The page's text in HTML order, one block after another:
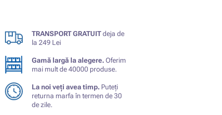
TRANSPORT GRATUITdeja de
la 249 Lei
Gamă largă la alegere.Oferim
mai mult de 40000 produse.
La noi veți avea timp. Puteți
returna marfa în termen de 30
de zile.